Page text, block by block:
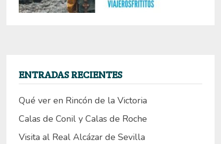
ENTRADAS RECIENTES
Qué ver en Rincón de la Victoria
Calas de Conil y Calas de Roche
Visita al Real Alcázar de Sevilla